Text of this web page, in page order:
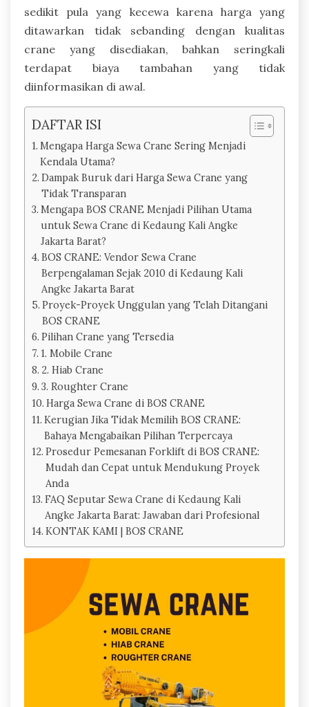
sedikit pula yang kecewa karena harga yang
ditawarkan tidak sebanding dengan kualitas
crane yang disediakan, bahkan seringkali
terdapat biaya tambahan yang tidak
diinformasikan di awal.
DAFTAR ISI
Mengapa Harga Sewa Crane Sering Menjadi
Kendala Utama?
Dampak Buruk dari Harga Sewa Crane yang
Tidak Transparan
Mengapa BOS CRANE Menjadi Pilihan Utama
untuk Sewa Crane di Kedaung Kali Angke
Jakarta Barat?
BOS CRANE: Vendor Sewa Crane
Berpengalaman Sejak 2010 di Kedaung Kali
Angke Jakarta Barat
Proyek-Proyek Unggulan yang Telah Ditangani
BOS CRANE
Pilihan Crane yang Tersedia
1. Mobile Crane
2. Hiab Crane
3. Roughter Crane
Harga Sewa Crane di BOS CRANE
Kerugian Jika Tidak Memilih BOS CRANE:
Bahaya Mengabaikan Pilihan Terpercaya
Prosedur Pemesanan Forklift di BOS CRANE:
Mudah dan Cepat untuk Mendukung Proyek
Anda
FAQ Seputar Sewa Crane di Kedaung Kali
Angke Jakarta Barat: Jawaban dari Profesional
KONTAK KAMI | BOS CRANE